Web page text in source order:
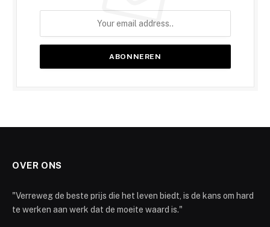
OVER ONS
"Verreweg de beste prijs die het leven biedt, is de kans om hard
te werken aan werk dat de moeite waard is."